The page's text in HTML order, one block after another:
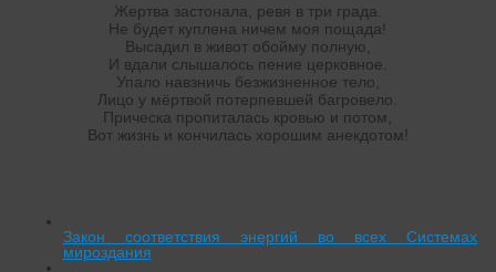
Жертва застонала, ревя в три града.
Не будет куплена ничем моя пощада!
Высадил в живот обойму полную,
И вдали слышалось пение церковное.
Упало навзничь безжизненное тело,
Лицо у мёртвой потерпевшей багровело.
Прическа пропиталась кровью и потом,
Вот жизнь и кончилась хорошим анекдотом!
Закон соответствия энергий во всех Системах
мироздания